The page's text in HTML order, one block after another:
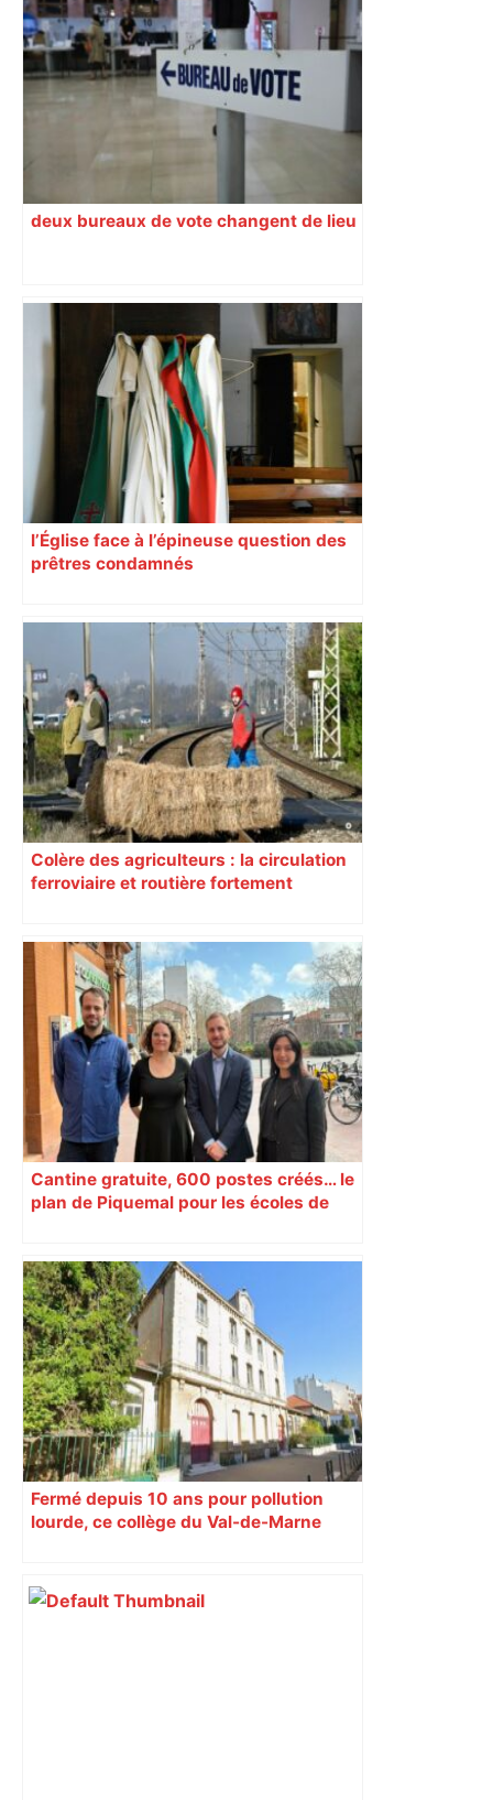
Elle s’est battue toute sa vie pour
défendre la place des femmes en
politique : l’ancienne maire de cette
ville près de Toulouse est décédée –
ladepeche.fr
deux bureaux de vote changent de lieu
l’Église face à l’épineuse question des
prêtres condamnés
Colère des agriculteurs : la circulation
ferroviaire et routière fortement
Cantine gratuite, 600 postes créés… le
plan de Piquemal pour les écoles de
Fermé depuis 10 ans pour pollution
lourde, ce collège du Val-de-Marne